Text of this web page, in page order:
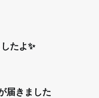
たよ✨
届きました